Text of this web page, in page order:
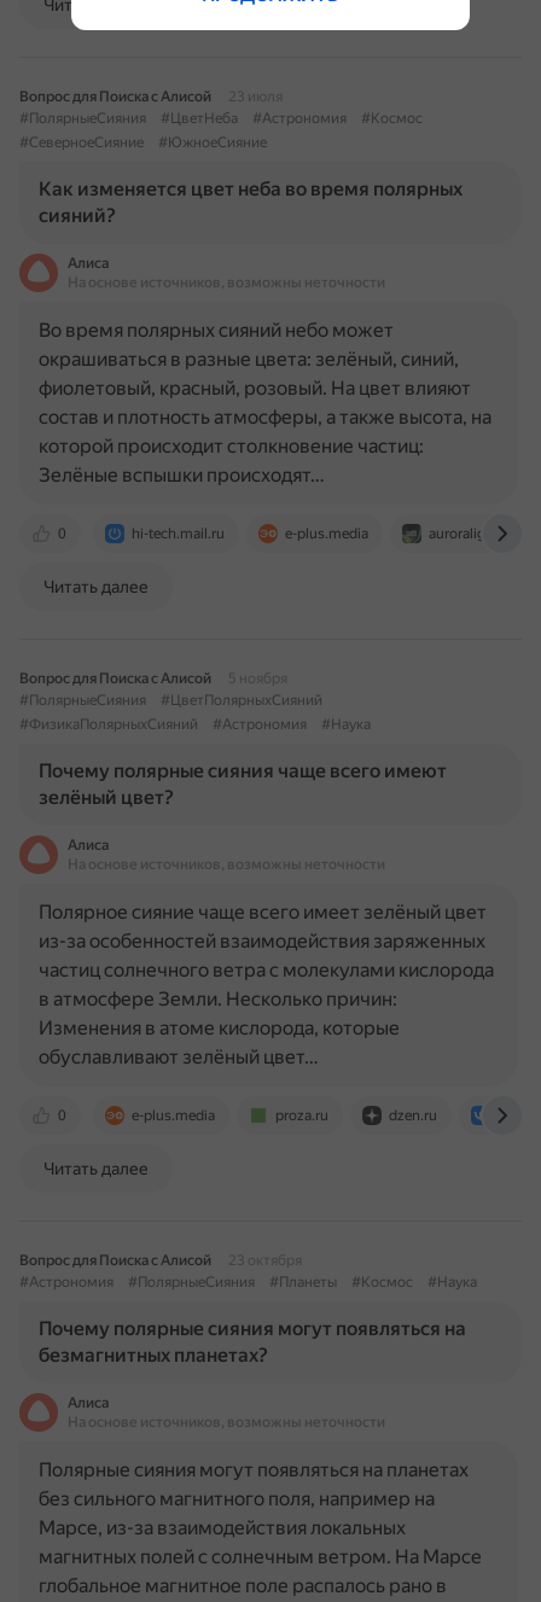
Читать далее
Вопрос для Поиска с Алисой
23 июля
#ПолярныеСияния
#ЦветНеба #Астрономия
#Космос
#СеверноеСияние
#ЮжноеСияние
Как изменяется цвет неба во время полярных
сияний?
Алиса
На основе источников, возможны неточности
0 hi-tech.mail.ru e-plus.media auroralights.ru
Во время полярных сияний небо может
окрашиваться в разные цвета: зелёный, синий,
фиолетовый, красный, розовый. На цвет влияют
состав и плотность атмосферы, а также высота, на
которой происходит столкновение частиц:
Зелёные вспышки происходят…
Читать далее
Вопрос для Поиска с Алисой
5 ноября
#ПолярныеСияния
#ЦветПолярныхСияний
#ФизикаПолярныхСияний
#Астрономия #Наука
Почему полярные сияния чаще всего имеют
зелёный цвет?
Алиса
На основе источников, возможны неточности
0 e-plus.media proza.ru dzen.ru
Полярное сияние чаще всего имеет зелёный цвет
из-за особенностей взаимодействия заряженных
частиц солнечного ветра с молекулами кислорода
в атмосфере Земли. Несколько причин:
Изменения в атоме кислорода, которые
обуславливают зелёный цвет…
Читать далее
Вопрос для Поиска с Алисой
23 октября
#Астрономия
#ПолярныеСияния #Планеты #Космос #Наука
Почему полярные сияния могут появляться на
безмагнитных планетах?
Алиса
На основе источников, возможны неточности
Полярные сияния могут появляться на планетах
без сильного магнитного поля, например на
Марсе, из-за взаимодействия локальных
магнитных полей с солнечным ветром. На Марсе
глобальное магнитное поле распалось рано в